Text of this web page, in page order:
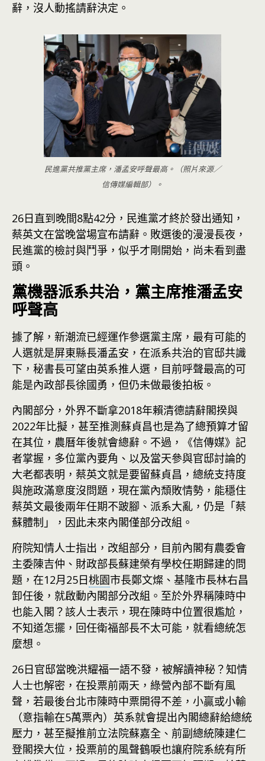
辭，沒人動搖請辭決定。
民進黨共推黨主席，潘孟安呼聲最高。（照片來源／
信傳媒編輯部）。
26日直到晚間8點42分，民進黨才終於發出通知，
蔡英文在當晚當場宣布請辭。敗選後的漫漫長夜，
民進黨的檢討與鬥爭，似乎才剛開始，尚未看到盡
頭。
黨機器派系共治，黨主席推潘孟安
呼聲高
據了解，新潮流已經運作參選黨主席，最有可能的
人選就是屏東縣長潘孟安，在派系共治的官邸共識
下，秘書長可望由英系推人選，目前呼聲最高的可
能是內政部長徐國勇，但仍未做最後拍板。
內閣部分，外界不斷拿2018年賴清德請辭閣揆與
2022年比擬，甚至推測蘇貞昌也是為了總預算才留
在其位，農曆年後就會總辭。不過，《信傳媒》記
者掌握，多位黨內要角、以及當天參與官邸討論的
大老都表明，蔡英文就是要留蘇貞昌，總統支持度
與施政滿意度沒問題，現在黨內頹敗情勢，能穩住
蔡英文最後兩年任期不跛腳、派系大亂，仍是「蔡
蘇體制」，因此未來內閣僅部分改組。
府院知情人士指出，改組部分，目前內閣有農委會
主委陳吉仲、財政部長蘇建榮有學校任期歸建的問
題，在12月25日桃園市長鄭文燦、基隆市長林右昌
卸任後，就啟動內閣部分改組。至於外界稱陳時中
也能入閣？該人士表示，現在陳時中位置很尷尬，
不知道怎擺，回任衛福部長不太可能，就看總統怎
麼想。
26日官邸當晚洪耀福一語不發，被解讀神秘？知情
人士也解密，在投票前兩天，綠營內部不斷有風
聲，若最後台北市陳時中票開得不差，小贏或小輸
（意指輸在5萬票內）英系就會提出內閣總辭給總統
壓力，甚至擬推前立法院蘇嘉全、前副總統陳建仁
登閣揆大位，投票前的風聲鶴唳也讓府院系統有所